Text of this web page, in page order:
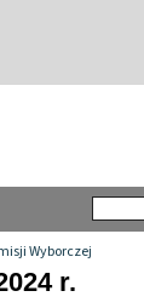
Wyborczej
r.